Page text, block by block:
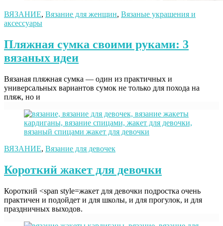
ВЯЗАНИЕ, Вязание для женщин, Вязаные украшения и
аксессуары
Пляжная сумка своими руками: 3
вязаных идеи
Вязаная пляжная сумка — один из практичных и
универсальных вариантов сумок не только для похода на
пляж, но и
ВЯЗАНИЕ, Вязание для девочек
Короткий жакет для девочки
Короткий <span style=жакет для девочки подростка очень
практичен и подойдет и для школы, и для прогулок, и для
праздничных выходов.